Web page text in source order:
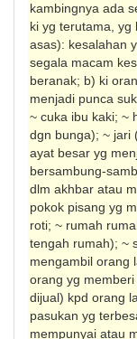
kambingnya ada
ki yg terutama, yg
asas): kesalahan
segala macam
beranak; b) ki
menjadi punca
~ cuka ibu kaki; ~
dgn bunga); ~ jari
ayat besar yg
bersambung-
dlm akhbar atau
pokok pisang yg
roti; ~ rumah
tengah rumah); ~
mengambil orang
orang yg
dijual) kpd orang
pasukan yg
mempunyai atau